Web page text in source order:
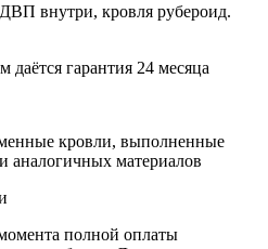
внутри, кровля рубероид.
даётся гарантия 24 месяца
кровли, выполненные
аналогичных материалов
полной оплаты